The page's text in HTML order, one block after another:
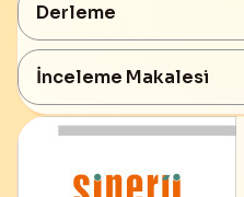
Derleme
İnceleme Makalesi